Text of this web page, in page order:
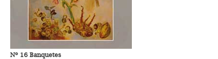
Nº 16 Banquetes